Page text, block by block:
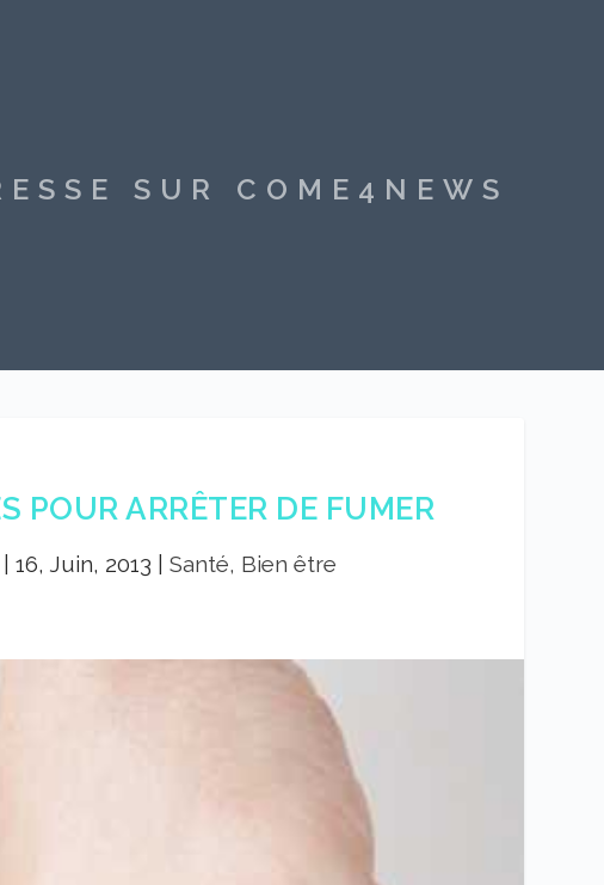
SUR COME4NEWS
POUR ARRÊTER DE FUMER
16, Juin, 2013 Santé, Bien être